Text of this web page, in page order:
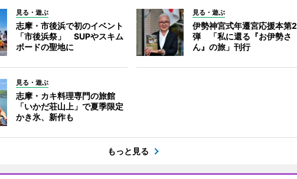
見る・遊ぶ
志摩・市後浜で初のイベント
「市後浜祭」 SUPやスキム
ボードの聖地に
見る・遊ぶ
伊勢神宮式年遷宮応援本第2
弾 「私に還る『お伊勢さ
ん』の旅」刊行
見る・遊ぶ
志摩・カキ料理専門の旅館
「いかだ荘山上」で夏季限定
かき氷、新作も
もっと見る